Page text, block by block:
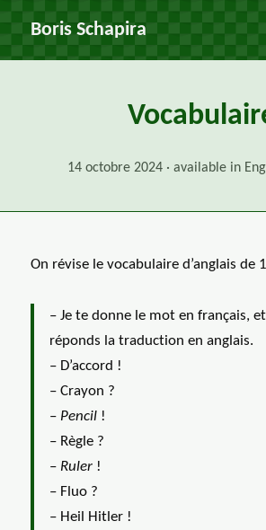
Boris Schapira
14 octobre 2024 available in
On révise le vocabulaire d’anglais de
– Je te donne le mot en français,
réponds la traduction en anglais.
– D’accord !
– Crayon ?
– Pencil!
– Règle ?
– Ruler!
– Fluo ?
– Heil Hitler!